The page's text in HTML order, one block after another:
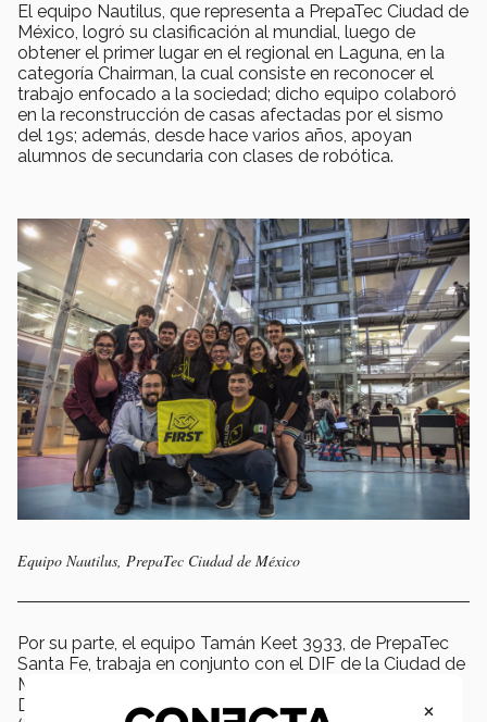
El equipo Nautilus, que representa a PrepaTec Ciudad de
México, logró su clasificación al mundial, luego de
obtener el primer lugar en el regional en Laguna, en la
categoría Chairman, la cual consiste en reconocer el
trabajo enfocado a la sociedad; dicho equipo colaboró
en la reconstrucción de casas afectadas por el sismo
del 19s; además, desde hace varios años, apoyan
alumnos de secundaria con clases de robótica.
Equipo Nautilus, PrepaTec Ciudad de México
Por su parte, el equipo Tamán Keet 3933, de PrepaTec
Santa Fe, trabaja en conjunto con el DIF de la Ciudad de
México en el proyecto Programa Integral para el
Desarrollo y Atención a la Sobredotación Intelectual
×